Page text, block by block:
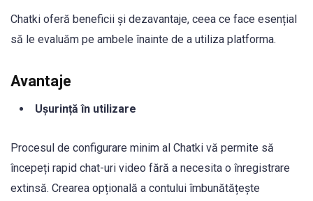
Chatki oferă beneficii și dezavantaje, ceea ce face esențial
să le evaluăm pe ambele înainte de a utiliza platforma.
Avantaje
Ușurință în utilizare
Procesul de configurare minim al Chatki vă permite să
începeți rapid chat-uri video fără a necesita o înregistrare
extinsă. Crearea opțională a contului îmbunătățește